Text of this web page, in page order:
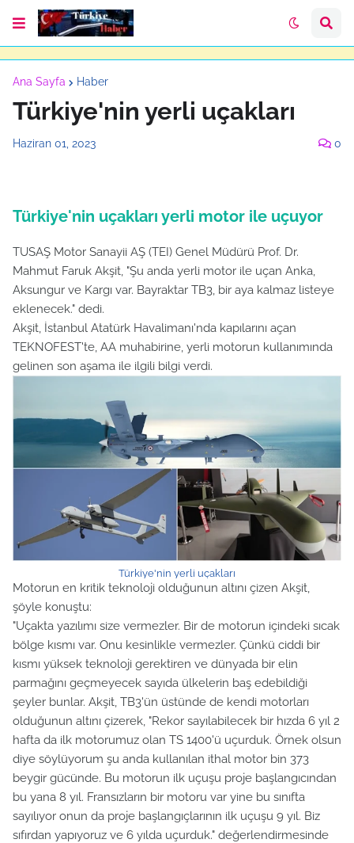
Ana Sayfa Haber
Türkiye'nin yerli uçakları
Haziran 01, 2023 0
Türkiye'nin uçakları yerli motor ile uçuyor
TUSAŞ Motor Sanayii AŞ (TEI) Genel Müdürü Prof. Dr.
Mahmut Faruk Akşit, "Şu anda yerli motor ile uçan Anka,
Aksungur ve Kargı var. Bayraktar TB3, bir aya kalmaz listeye
eklenecek." dedi.
Akşit, İstanbul Atatürk Havalimanı'nda kapılarını açan
TEKNOFEST'te, AA muhabirine, yerli motorun kullanımında
gelinen son aşama ile ilgili bilgi verdi.
Türkiye'nin yerli uçakları
Motorun en kritik teknoloji olduğunun altını çizen Akşit,
şöyle konuştu:
"Uçakta yazılımı size vermezler. Bir de motorun içindeki sıcak
bölge kısmı var. Onu kesinlikle vermezler. Çünkü ciddi bir
kısmı yüksek teknoloji gerektiren ve dünyada bir elin
parmağını geçmeyecek sayıda ülkelerin baş edebildiği
şeyler bunlar. Akşit, TB3'ün üstünde de kendi motorları
olduğunun altını çizerek, "Rekor sayılabilecek bir hızda 6 yıl 2
hafta da ilk motorumuz olan TS 1400'ü uçurduk. Örnek olsun
diye söylüyorum şu anda kullanılan ithal motor bin 373
beygir gücünde. Bu motorun ilk uçuşu proje başlangıcından
bu yana 8 yıl. Fransızların bir motoru var yine bu sınıfta
sayılıyor onun da proje başlangıçlarının ilk uçuşu 9 yıl. Biz
sıfırdan yapıyoruz ve 6 yılda uçurduk." değerlendirmesinde